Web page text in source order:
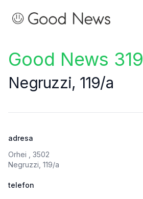
Good News
Good News 319
Negruzzi, 119/a
adresa
Orhei , 3502
Negruzzi, 119/a
telefon